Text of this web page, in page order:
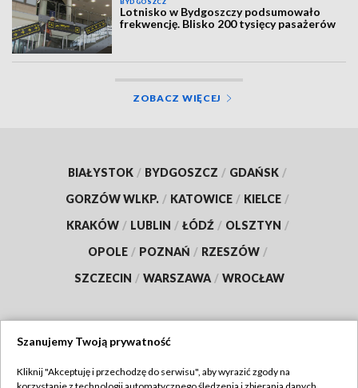
Lotnisko w Bydgoszczy podsumowało
frekwencję. Blisko 200 tysięcy pasażerów
ZOBACZ WIĘCEJ
BIAŁYSTOK / BYDGOSZCZ / GDAŃSK /
GORZÓW WLKP. / KATOWICE / KIELCE /
KRAKÓW / LUBLIN / ŁÓDŹ / OLSZTYN /
OPOLE / POZNAŃ / RZESZÓW /
SZCZECIN / WARSZAWA / WROCŁAW
Szanujemy Twoją prywatność
Kliknij "Akceptuję i przechodzę do serwisu", aby wyrazić zgody na